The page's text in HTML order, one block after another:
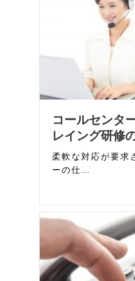
コールセンタ
レイング研修
柔軟な対応が要求
ーの仕…